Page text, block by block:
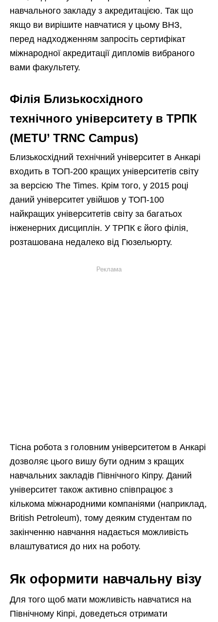
навчального закладу з акредитацією. Так що
якщо ви вирішите навчатися у цьому ВНЗ,
перед надходженням запросіть сертифікат
міжнародної акредитації дипломів вибраного
вами факультету.
Філія Близькосхідного
технічного університету в ТРПК
(METU’ TRNC Campus)
Близькосхідний технічний університет в Анкарі
входить в ТОП-200 кращих університетів світу
за версією The Times. Крім того, у 2015 році
даний університет увійшов у ТОП-100
найкращих університетів світу за багатьох
інженерних дисциплін. У ТРПК є його філія,
розташована недалеко від Гюзельюрту.
Реклама
Тісна робота з головним університетом в Анкарі
дозволяє цього вишу бути одним з кращих
навчальних закладів Північного Кіпру. Даний
університет також активно співпрацює з
кількома міжнародними компаніями (наприклад,
British Petroleum), тому деяким студентам по
закінченню навчання надається можливість
влаштуватися до них на роботу.
Як оформити навчальну візу
Для того щоб мати можливість навчатися на
Північному Кіпрі, доведеться отримати